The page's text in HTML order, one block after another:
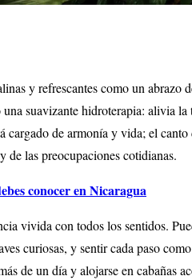
y refrescantes como un abrazo
suavizante hidroterapia: alivia
cargado de armonía y vida; el
de las preocupaciones cotidianas.
conocer en Nicaragua
vivida con todos los sentidos.
curiosas, y sentir cada paso
de un día y alojarse en cabañas